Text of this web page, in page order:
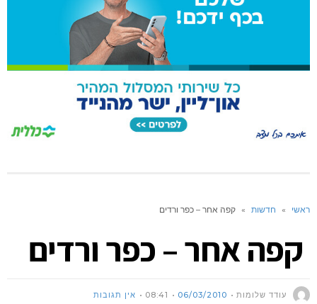
ראשי » חדשות » קפה אחר – כפר ורדים
קפה אחר – כפר ורדים
עודד שלומות 06/03/2010
08:41 אין תגובות